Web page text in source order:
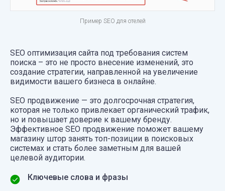
Пример SEO для отелей
SEO оптимизация сайта под требования систем
поиска – это не просто внесение изменений, это
создание стратегии, направленной на увеличение
видимости вашего бизнеса в онлайне.
SEO продвижение — это долгосрочная стратегия,
которая не только привлекает органический трафик,
но и повышает доверие к вашему бренду.
Эффективное SEO продвижение поможет вашему
магазину штор занять топ-позиции в поисковых
системах и стать более заметным для вашей
целевой аудитории.
Ключевые слова и фразы